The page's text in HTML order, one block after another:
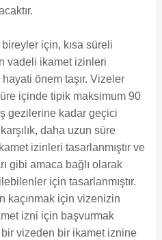
bireyler için, kısa süreli
vadeli ikamet izinleri
hayati önem taşır. Vizeler
içinde tipik maksimum 90
gezilerine kadar geçici
daha uzun süre
izinleri tasarlanmıştır ve
gibi amaca bağlı olarak
için tasarlanmıştır.
kaçınmak için vizenizin
izni için başvurmak
vizeden bir ikamet iznine